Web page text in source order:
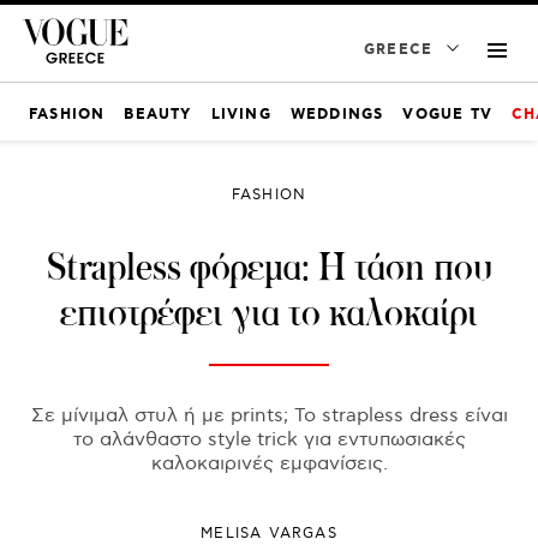
GREECE
FASHION BEAUTY LIVING WEDDINGS VOGUE TV
FASHION
Strapless φόρεμα: Η τάση που
επιστρέφει για το καλοκαίρι
Σε μίνιμαλ στυλ ή με prints; Το strapless dress είναι
το αλάνθαστο style trick για εντυπωσιακές
καλοκαιρινές εμφανίσεις.
MELISA VARGAS